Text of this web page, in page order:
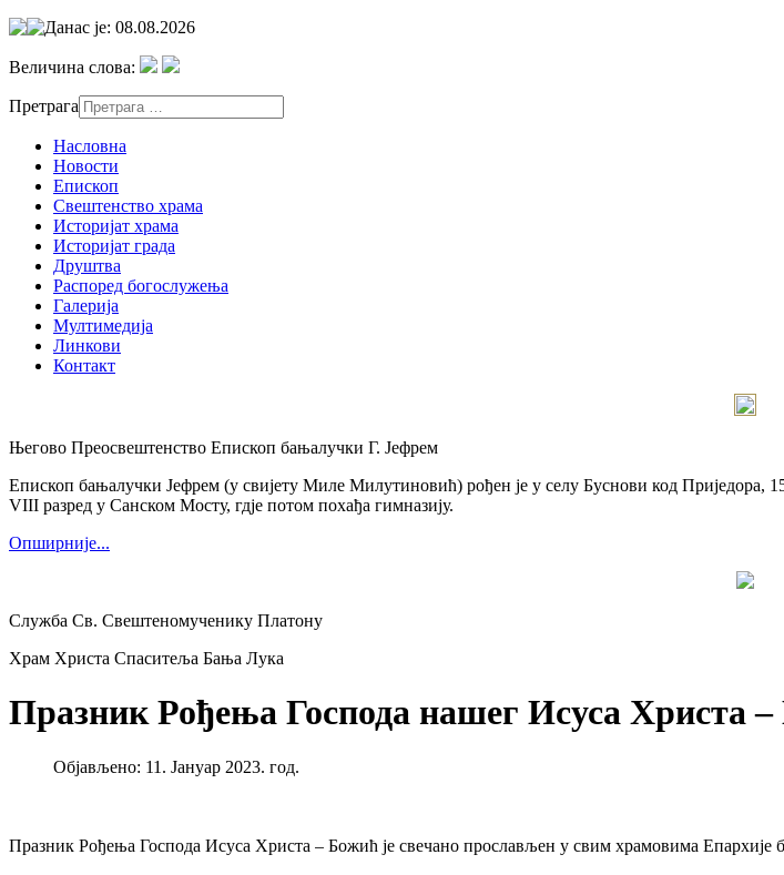
Данас је: 08.08.2026
Величина слова:
Претрага
Насловна
Новости
Епископ
Свештенство храма
Историјат храма
Историјат града
Друштва
Распоред богослужења
Галерија
Мултимедија
Линкови
Контакт
Његово Преосвештенство Епископ бањалучки Г. Јефрем
Епископ бањалучки Јефрем (у свијету Миле Милутиновић) рођен је у селу Буснови код Приједора,
VIII разред у Санском Мосту, гдје потом похађа гимназију.
Опширније...
Служба Св. Свештеномученику Платону
Храм Христа Спаситеља Бања Лука
Празник Рођења Господа нашег Исуса Христа –
Објављено: 11. Јануар 2023. год.
Празник Рођења Господа Исуса Христа – Божић је свечано прослављен у свим храмовима Епархије